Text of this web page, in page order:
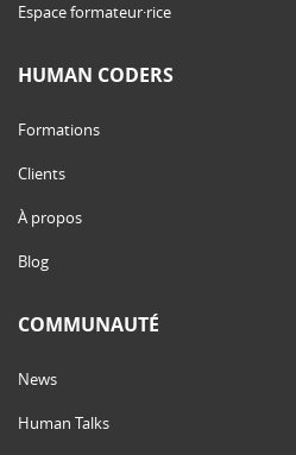
Espace formateur·rice
HUMAN CODERS
Formations
Clients
À propos
Blog
COMMUNAUTÉ
News
Human Talks